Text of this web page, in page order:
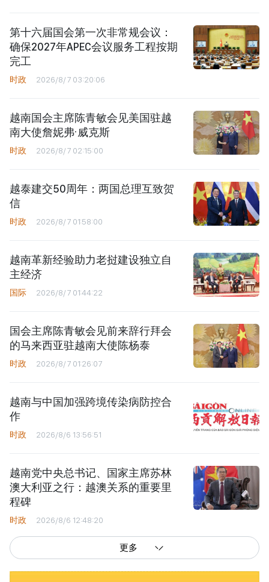
第十六届国会第一次非常规会议：
确保2027年APEC会议服务工程按期
完工
时政 2026/8/7 03:20:06
越南国会主席陈青敏会见美国驻越
南大使詹妮弗·威克斯
时政 2026/8/7 02:15:00
越泰建交50周年：两国总理互致贺
信
时政 2026/8/7 01:58:00
越南革新经验助力老挝建设独立自
主经济
国际 2026/8/7 01:44:22
国会主席陈青敏会见前来辞行拜会
的马来西亚驻越南大使陈杨泰
时政 2026/8/7 01:26:07
越南与中国加强跨境传染病防控合
作
时政 2026/8/6 13:56:51
越南党中央总书记、国家主席苏林
澳大利亚之行：越澳关系的重要里
程碑
时政 2026/8/6 12:48:20
更多